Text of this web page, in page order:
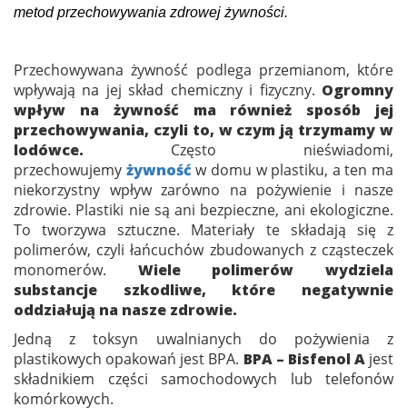
metod przechowywania zdrowej żywności.
Przechowywana żywność podlega przemianom, które
wpływają na jej skład chemiczny i fizyczny. Ogromny
wpływ na żywność ma również sposób jej
przechowywania, czyli to, w czym ją trzymamy w
lodówce. Często nieświadomi,
przechowujemy żywnośćw domu w plastiku, a ten ma
niekorzystny wpływ zarówno na pożywienie i nasze
zdrowie. Plastiki nie są ani bezpieczne, ani ekologiczne.
To tworzywa sztuczne. Materiały te składają się z
polimerów, czyli łańcuchów zbudowanych z cząsteczek
monomerów. Wiele polimerów wydziela
substancje szkodliwe, które negatywnie
oddziałują na nasze zdrowie.
Jedną z toksyn uwalnianych do pożywienia z
plastikowych opakowań jest BPA. BPA – Bisfenol Ajest
składnikiem części samochodowych lub telefonów
komórkowych.